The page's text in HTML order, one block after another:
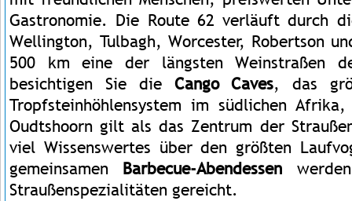
Gastronomie. Die Route 62 verläuft durch
Wellington, Tulbagh, Worcester, Robertson
500 km eine der längsten
besichtigen Sie die Cango Caves, das
Tropfsteinhöhlensystem im südlichen
Oudtshoorn gilt als das Zentrum der
viel Wissenswertes über den größten
gemeinsamen Barbecue-Abendessen
Straußenspezialitäten gereicht.